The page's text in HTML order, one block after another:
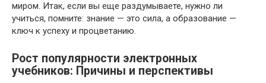
миром. Итак, если вы еще раздумываете, нужно ли
учиться, помните: знание — это сила, а образование —
ключ к успеху и процветанию.
Рост популярности электронных
учебников: Причины и перспективы